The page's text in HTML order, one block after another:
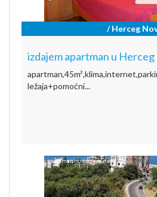
/ Herceg
izdajem apartman u
ležaja+pomoćni...